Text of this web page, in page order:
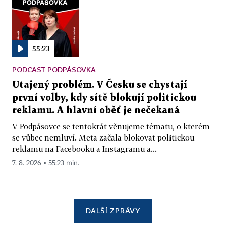
55:23
PODCAST PODPÁSOVKA
Utajený problém. V Česku se chystají
první volby, kdy sítě blokují politickou
reklamu. A hlavní oběť je nečekaná
V Podpásovce se tentokrát věnujeme tématu, o kterém
se vůbec nemluví. Meta začala blokovat politickou
reklamu na Facebooku a Instagramu a...
7. 8. 2026 ▪ 55:23 min.
DALŠÍ ZPRÁVY